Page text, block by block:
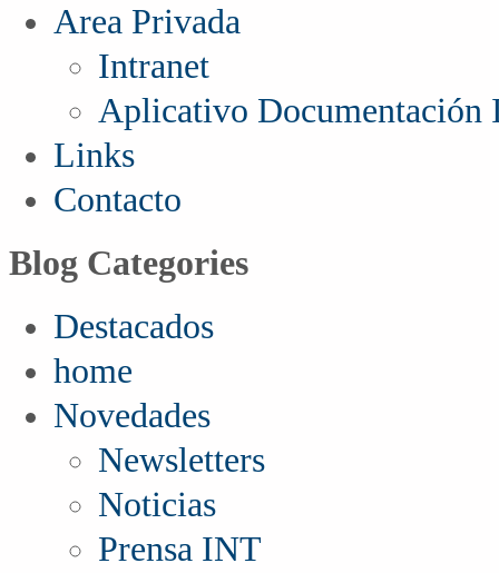
Area Privada
Intranet
Aplicativo Documentación
Links
Contacto
Blog Categories
Destacados
home
Novedades
Newsletters
Noticias
Prensa INT